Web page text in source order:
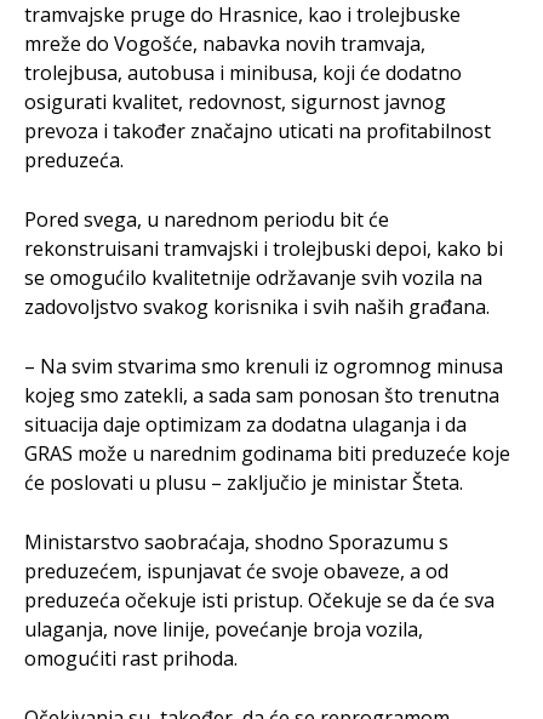
tramvajske pruge do Hrasnice, kao i trolejbuske
mreže do Vogošće, nabavka novih tramvaja,
trolejbusa, autobusa i minibusa, koji će dodatno
osigurati kvalitet, redovnost, sigurnost javnog
prevoza i također značajno uticati na profitabilnost
preduzeća.
Pored svega, u narednom periodu bit će
rekonstruisani tramvajski i trolejbuski depoi, kako bi
se omogućilo kvalitetnije održavanje svih vozila na
zadovoljstvo svakog korisnika i svih naših građana.
– Na svim stvarima smo krenuli iz ogromnog minusa
kojeg smo zatekli, a sada sam ponosan što trenutna
situacija daje optimizam za dodatna ulaganja i da
GRAS može u narednim godinama biti preduzeće koje
će poslovati u plusu – zaključio je ministar Šteta.
Ministarstvo saobraćaja, shodno Sporazumu s
preduzećem, ispunjavat će svoje obaveze, a od
preduzeća očekuje isti pristup. Očekuje se da će sva
ulaganja, nove linije, povećanje broja vozila,
omogućiti rast prihoda.